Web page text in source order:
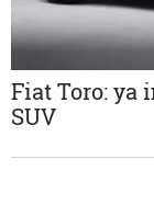
Fiat Toro: ya
SUV